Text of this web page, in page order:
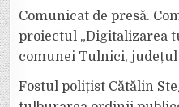
Comunicat de presă.
proiectul „Digitalizarea
comunei Tulnici, județul
Fostul polițist Cătălin